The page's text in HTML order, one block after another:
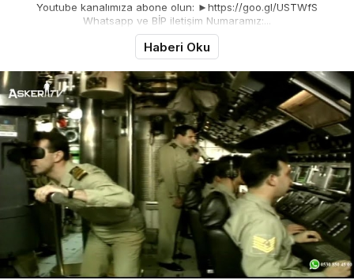
Youtube kanalımıza abone olun: ►https://goo.gl/USTWfS
Whatsapp ve BİP iletişim Numaramız:...
Haberi Oku